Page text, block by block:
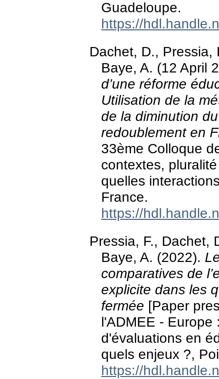
Guadeloupe.
https://
Dachet, D., Pressia,
Baye, A. (12 April
d’une réforme
Utilisation de la
de la diminution
redoublement en
33ème Colloque
contextes,
quelles
France.
https://
Pressia, F., Dachet,
Baye, A. (2022).
comparatives de
explicite dans les
fermée [Paper
l'ADMEE - Europe
d'évaluations en
quels enjeux ?,
https://